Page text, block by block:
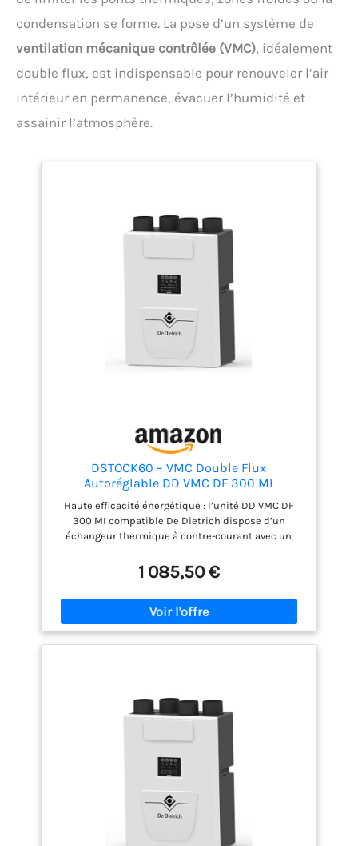
condensation se forme. La pose d’un système de
ventilation mécanique contrôlée (VMC), idéalement
double flux, est indispensable pour renouveler l’air
intérieur en permanence, évacuer l’humidité et
assainir l’atmosphère.
DSTOCK60 – VMC Double Flux
Autoréglable DD VMC DF 300 MI
compatible De Dietrich Réf 7811420 –
Unité de ventilation double-flux T2 à T5,
échangeur haute efficacité >91%
Haute efficacité énergétique : l’unité DD VMC DF
300 MI compatible De Dietrich dispose d’un
échangeur thermique à contre-courant avec un
et insuffler de l’air sain tout en limitant les
déperditions. Faible consommation & silencieuse :
moteurs EC (courant continu brushless) à deux
vitesses montés sur plots anti-vibratiles,
consommation réduite (ex : 14,5 W-Th-C) et niveau
sonore faible ≈ 48 dB(A) pour un confort optimal.
repris, air extrait). Idéal pour le neuf ou rénovation
T2 à T5. Qualité d’air intérieur améliorée : filtre fin
ePM10 50% (M5) sur l’insufflation + filtre ePM10 65%
(G4) sur l’aspiration, entretien facile et
remplacement rapide des filtres. Polyvalent &
durable : livré avec by-pass estival
(rafraîchissement), protection antigel intégrée,
compatible remplacement VMC simple ou double
flux, idéal pour logements classés T2 à T5.
1 085,50 €